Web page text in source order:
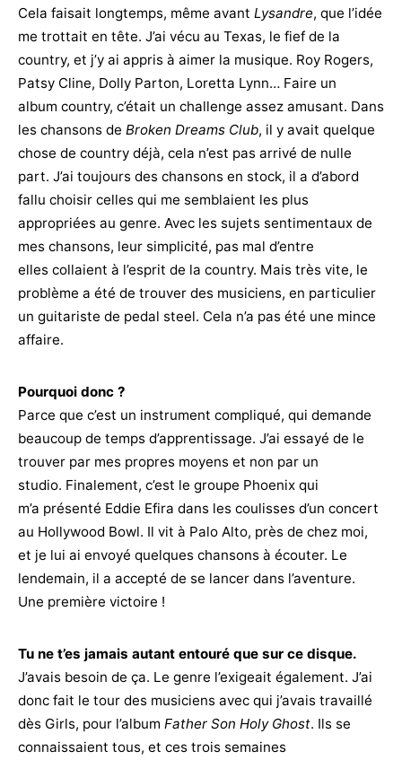
Cela faisait longtemps, même avant Lysandre, que l’idée
me trottait en tête. J’ai vécu au Texas, le fief de la
country, et j’y ai appris à aimer la musique. Roy Rogers,
Patsy Cline, Dolly Parton, Loretta Lynn… Faire un
album country, c’était un challenge assez amusant. Dans
les chansons de Broken Dreams Club, il y avait quelque
chose de country déjà, cela n’est pas arrivé de nulle
part. J’ai toujours des chansons en stock, il a d’abord
fallu choisir celles qui me semblaient les plus
appropriées au genre. Avec les sujets sentimentaux de
mes chansons, leur simplicité, pas mal d’entre
elles collaient à l’esprit de la country. Mais très vite, le
problème a été de trouver des musiciens, en particulier
un guitariste de pedal steel. Cela n’a pas été une mince
affaire.
Pourquoi donc ?
Parce que c’est un instrument compliqué, qui demande
beaucoup de temps d’apprentissage. J’ai essayé de le
trouver par mes propres moyens et non par un
studio. Finalement, c’est le groupe Phoenix qui
m’a présenté Eddie Efira dans les coulisses d’un concert
au Hollywood Bowl. Il vit à Palo Alto, près de chez moi,
et je lui ai envoyé quelques chansons à écouter. Le
lendemain, il a accepté de se lancer dans l’aventure.
Une première victoire !
Tu ne t’es jamais autant entouré que sur ce disque.
J’avais besoin de ça. Le genre l’exigeait également. J’ai
donc fait le tour des musiciens avec qui j’avais travaillé
dès Girls, pour l’album Father Son Holy Ghost. Ils se
connaissaient tous, et ces trois semaines